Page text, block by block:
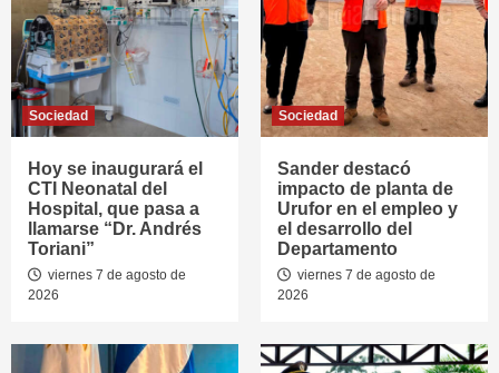
Sociedad
Hoy se inaugurará el
CTI Neonatal del
Hospital, que pasa a
llamarse “Dr. Andrés
Toriani”
viernes 7 de agosto de
2026
Sociedad
Sander destacó
impacto de planta de
Urufor en el empleo y
el desarrollo del
Departamento
viernes 7 de agosto de
2026